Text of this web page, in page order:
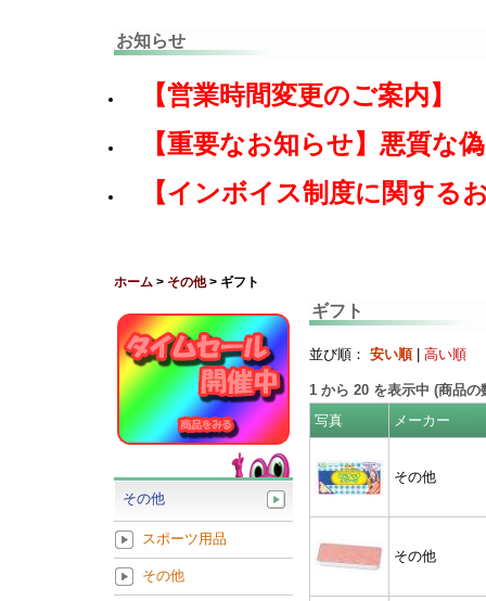
お知らせ
【営業時間変更のご案内】
【重要なお知らせ】悪質な
【インボイス制度に関する
ホーム > その他> ギフト
ギフト
並び順： 安い順| 高い順
1 から 20 を表示中 (商品
写真
メーカー
その他
その他
その他
スポーツ用品
その他